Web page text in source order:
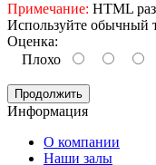
Примечание: HTML
Используйте обычный
Оценка:
Плохо
Продолжить
Информация
O компании
Наши залы